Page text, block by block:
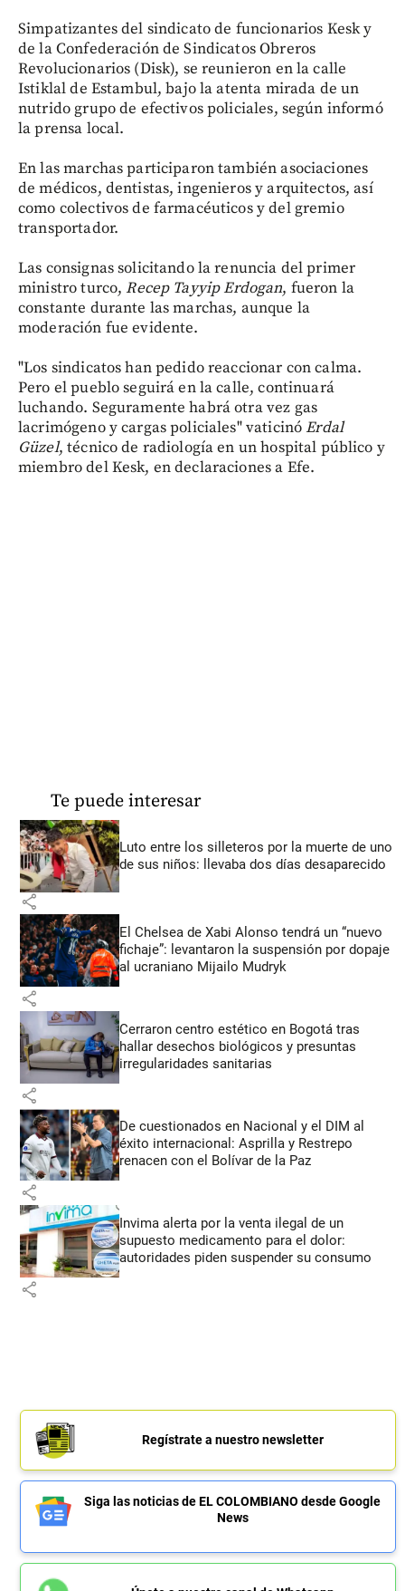
Simpatizantes del sindicato de funcionarios Kesk y
de la Confederación de Sindicatos Obreros
Revolucionarios (Disk), se reunieron en la calle
Istiklal de Estambul, bajo la atenta mirada de un
nutrido grupo de efectivos policiales, según informó
la prensa local.
En las marchas participaron también asociaciones
de médicos, dentistas, ingenieros y arquitectos, así
como colectivos de farmacéuticos y del gremio
transportador.
Las consignas solicitando la renuncia del primer
ministro turco,Recep Tayyip Erdogan, fueron la
constante durante las marchas, aunque la
moderación fue evidente.
"Los sindicatos han pedido reaccionar con calma.
Pero el pueblo seguirá en la calle, continuará
luchando. Seguramente habrá otra vez gas
lacrimógeno y cargas policiales" vaticinóErdal
Güzel, técnico de radiología en un hospital público y
miembro del Kesk, en declaraciones a Efe.
Te puede interesar
Luto entre los silleteros por la muerte de uno
de sus niños: llevaba dos días desaparecido
share
El Chelsea de Xabi Alonso tendrá un “nuevo
fichaje”: levantaron la suspensión por dopaje
al ucraniano Mijailo Mudryk
share
Cerraron centro estético en Bogotá tras
hallar desechos biológicos y presuntas
irregularidades sanitarias
share
De cuestionados en Nacional y el DIM al
éxito internacional: Asprilla y Restrepo
renacen con el Bolívar de la Paz
share
Invima alerta por la venta ilegal de un
supuesto medicamento para el dolor:
autoridades piden suspender su consumo
share
Regístrate a nuestro newsletter
Siga las noticias de EL COLOMBIANO desde Google
News